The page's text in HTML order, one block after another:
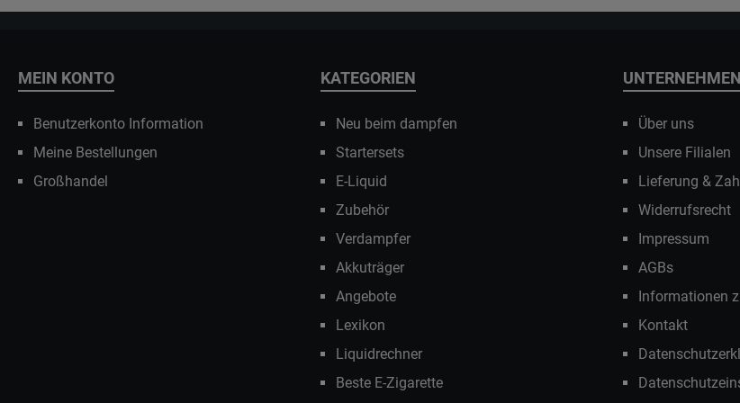
MEIN KONTO
Benutzerkonto Information
Meine Bestellungen
Großhandel
KATEGORIEN
Neu beim dampfen
Startersets
E-Liquid
Zubehör
Verdampfer
Akkuträger
Angebote
Lexikon
Liquidrechner
Beste E-Zigarette
UNTERNEHMEN
Über uns
Unsere Filialen
Lieferung &
Widerrufsrecht
Impressum
AGBs
Informationen
Kontakt